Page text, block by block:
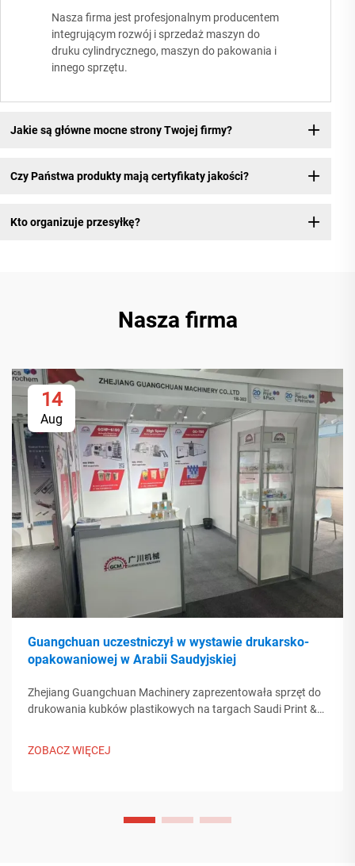
Nasza firma jest profesjonalnym producentem
integrującym rozwój i sprzedaż maszyn do
druku cylindrycznego, maszyn do pakowania i
innego sprzętu.
Jakie są główne mocne strony Twojej firmy?
Czy Państwa produkty mają certyfikaty jakości?
Kto organizuje przesyłkę?
Nasza firma
14
Aug
Guangchuan uczestniczył w wystawie drukarsko-
opakowaniowej w Arabii Saudyjskiej
Zhejiang Guangchuan Machinery zaprezentowała sprzęt do
drukowania kubków plastikowych na targach Saudi Print &
na globalne trendy w przemyśle opakowań. Dowiedz się
ZOBACZ WIĘCEJ